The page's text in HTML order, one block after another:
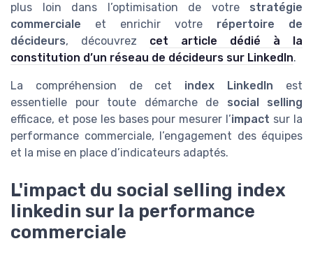
plus loin dans l’optimisation de votre stratégie
commerciale et enrichir votre répertoire de
décideurs, découvrez cet article dédié à la
constitution d’un réseau de décideurs sur LinkedIn.
La compréhension de cet index LinkedIn est
essentielle pour toute démarche de social selling
efficace, et pose les bases pour mesurer l’impact sur la
performance commerciale, l’engagement des équipes
et la mise en place d’indicateurs adaptés.
L'impact du social selling index
linkedin sur la performance
commerciale